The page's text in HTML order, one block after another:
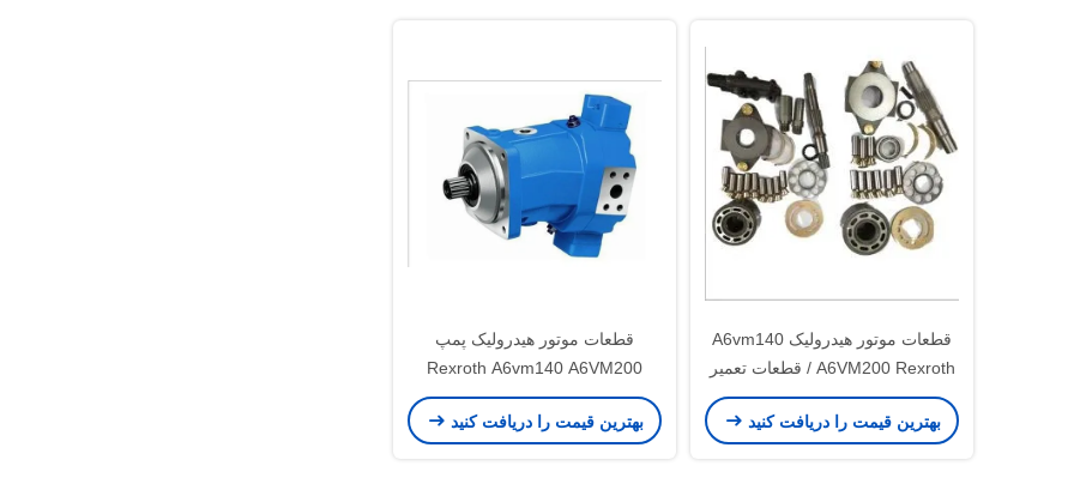
قطعات موتور هیدرولیک A6vm140
A6VM200 Rexroth / قطعات تعمیر
پمپ هیدرولیک
بهترین قیمت را دریافت کنید
قطعات موتور هیدرولیک پمپ
Rexroth A6vm140 A6VM200
جابجایی متغیر
بهترین قیمت را دریافت کنید